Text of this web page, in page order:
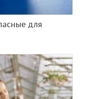
для